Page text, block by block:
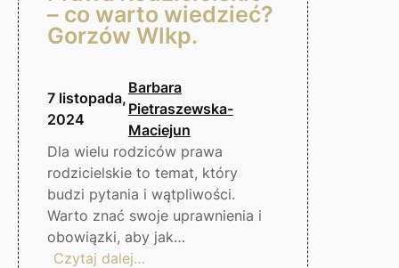
– co warto wiedzieć?
Gorzów Wlkp.
7 listopada,
2024
Barbara
Pietraszewska-
Maciejun
Dla wielu rodziców prawa
rodzicielskie to temat, który
budzi pytania i wątpliwości.
Warto znać swoje uprawnienia i
obowiązki, aby jak…
Czytaj dalej…